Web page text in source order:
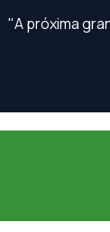
"A próxima